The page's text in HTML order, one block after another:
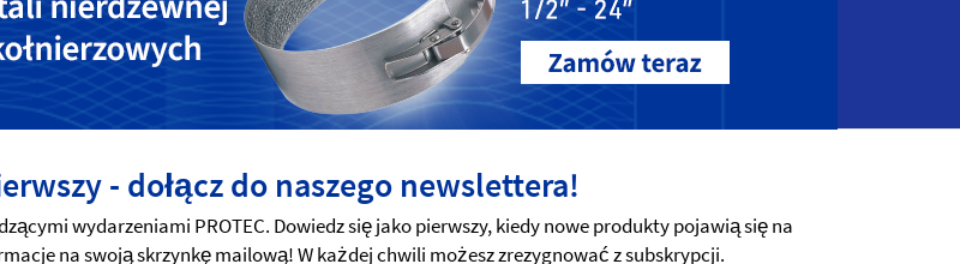
- dołącz do naszego newslettera!
wydarzeniami PROTEC. Dowiedz się jako pierwszy, kiedy nowe produkty pojawią się na
na swoją skrzynkę mailową! W każdej chwili możesz zrezygnować z subskrypcji.